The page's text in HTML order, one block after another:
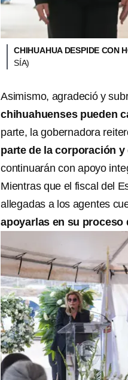
CHIHUAHUA DESPIDE CON
SÍA)
Asimismo, agradeció y
chihuahuenses pueden
parte, la gobernadora
parte de la corporación
continuarán con apoyo
Mientras que el fiscal del
allegadas a los agentes
apoyarlas en su proceso